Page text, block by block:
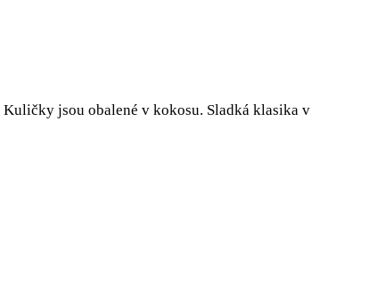
jsou obalené v kokosu. Sladká klasika v